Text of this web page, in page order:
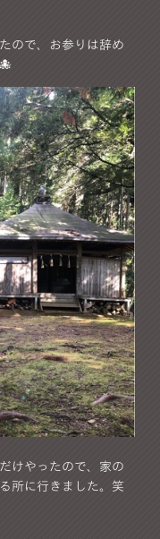
ので、お参りは辞め
けやったので、家の
所に行きました。笑